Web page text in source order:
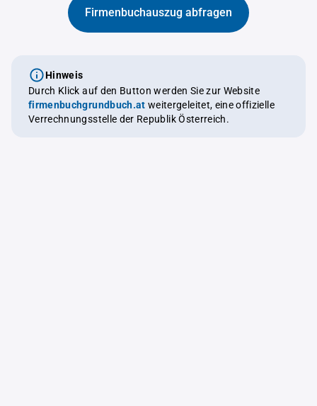
Firmenbuchauszug abfragen
Hinweis
Durch Klick auf den Button werden Sie zur Website
firmenbuchgrundbuch.at weitergeleitet, eine offizielle
Verrechnungsstelle der Republik Österreich.